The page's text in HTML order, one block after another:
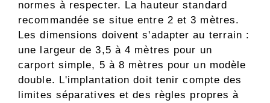
normes à respecter. La hauteur standard
recommandée se situe entre 2 et 3 mètres.
Les dimensions doivent s'adapter au terrain :
une largeur de 3,5 à 4 mètres pour un
carport simple, 5 à 8 mètres pour un modèle
double. L'implantation doit tenir compte des
limites séparatives et des règles propres à